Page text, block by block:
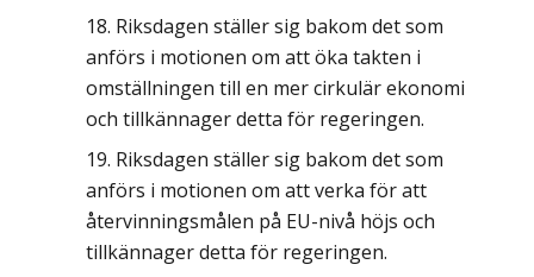
Riksdagen ställer sig bakom det som
anförs i motionen om att öka takten i
omställningen till en mer cirkulär ekonomi
och tillkännager detta för regeringen.
Riksdagen ställer sig bakom det som
anförs i motionen om att verka för att
återvinningsmålen på EU-nivå höjs och
tillkännager detta för regeringen.